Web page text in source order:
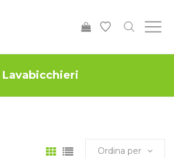
Lavabicchieri
Ordina per